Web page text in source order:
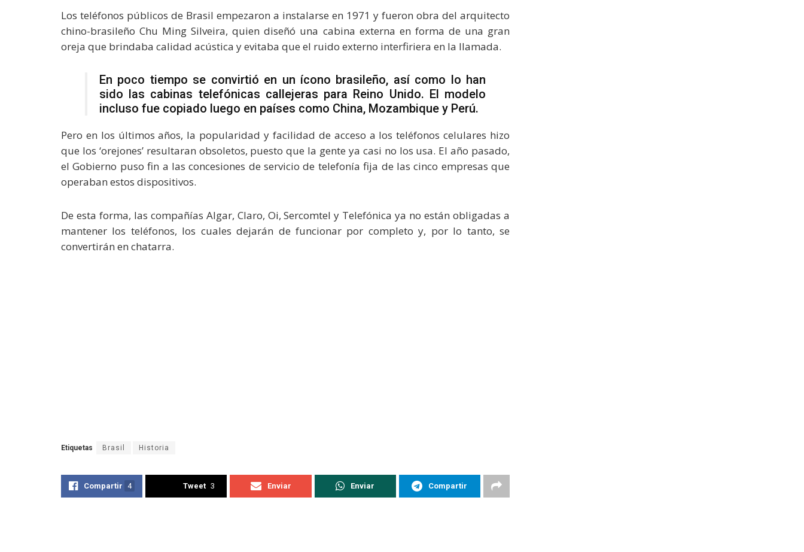
Los teléfonos públicos de Brasil empezaron a instalarse en 1971 y fueron obra del arquitecto
chino-brasileño Chu Ming Silveira, quien diseñó una cabina externa en forma de una gran
oreja que brindaba calidad acústica y evitaba que el ruido externo interfiriera en la llamada.
En poco tiempo se convirtió en un ícono brasileño, así como lo han
sido las cabinas telefónicas callejeras para Reino Unido. El modelo
incluso fue copiado luego en países como China, Mozambique y Perú.
Pero en los últimos años, la popularidad y facilidad de acceso a los teléfonos celulares hizo
que los ‘orejones’ resultaran obsoletos, puesto que la gente ya casi no los usa. El año pasado,
el Gobierno puso fin a las concesiones de servicio de telefonía fija de las cinco empresas que
operaban estos dispositivos.
De esta forma, las compañías Algar, Claro, Oi, Sercomtel y Telefónica ya no están obligadas a
mantener los teléfonos, los cuales dejarán de funcionar por completo y, por lo tanto, se
convertirán en chatarra.
Etiquetas Brasil Historia
Compartir 4 Tweet 3 Enviar Enviar Compartir